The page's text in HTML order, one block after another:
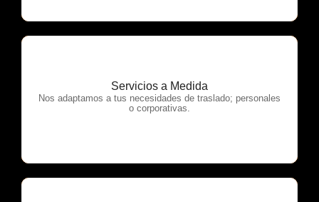
Servicios a Medida
Nos adaptamos a tus necesidades de traslado; personales
o corporativas.
OTP Servicios